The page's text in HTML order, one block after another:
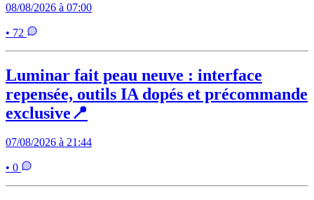
08/08/2026 à 07:00
• 72
Luminar fait peau neuve : interface
repensée, outils IA dopés et précommande
exclusive📍
07/08/2026 à 21:44
• 0